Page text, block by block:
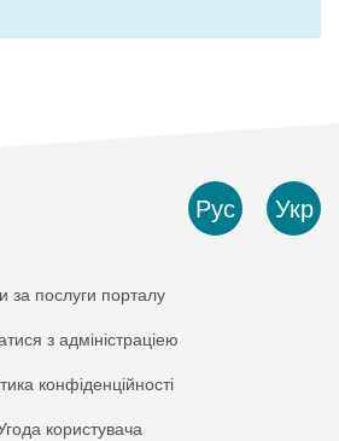
Рус Укр
за послуги порталу
з адміністраціею
конфіденційності
користувача